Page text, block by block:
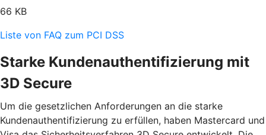
66 KB
Liste von FAQ zum PCI DSS
Starke Kundenauthentifizierung mit
3D Secure
Um die gesetzlichen Anforderungen an die starke
Kundenauthentifizierung zu erfüllen, haben Mastercard und